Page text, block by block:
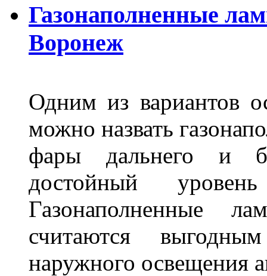
Газонаполненные
Воронеж
Одним из вариантов
можно назвать
фары дальнего и
достойный
Газонаполненные
считаются
наружного освещения